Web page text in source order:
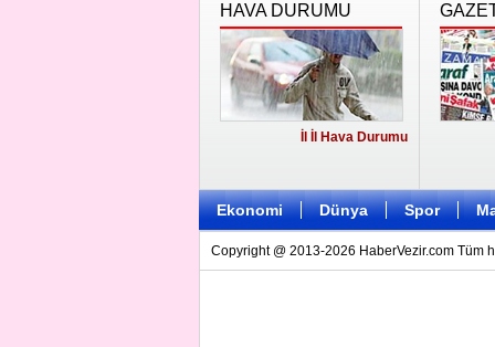
HAVA DURUMU
İl İl Hava Durumu
Ekonomi Dünya Spor
Copyright @ 2013-2026 HaberVezir.com Tüm